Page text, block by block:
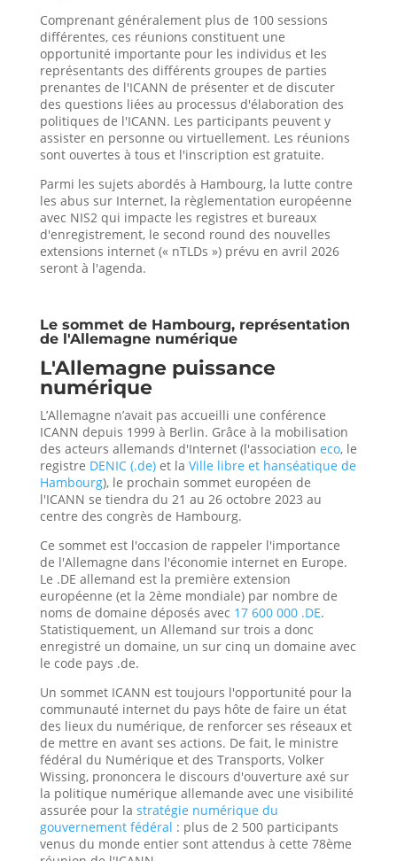
Comprenant généralement plus de 100 sessions
différentes, ces réunions constituent une
opportunité importante pour les individus et les
représentants des différents groupes de parties
prenantes de l'ICANN de présenter et de discuter
des questions liées au processus d'élaboration des
politiques de l'ICANN. Les participants peuvent y
assister en personne ou virtuellement. Les réunions
sont ouvertes à tous et l'inscription est gratuite.
Parmi les sujets abordés à Hambourg, la lutte contre
les abus sur Internet, la règlementation européenne
avec NIS2 qui impacte les registres et bureaux
d'enregistrement, le second round des nouvelles
extensions internet (« nTLDs ») prévu en avril 2026
seront à l'agenda.
Le sommet de Hambourg, représentation
de l'Allemagne numérique
L'Allemagne puissance
numérique
L’Allemagne n’avait pas accueilli une conférence
ICANN depuis 1999 à Berlin. Grâce à la mobilisation
des acteurs allemands d'Internet (l'association eco, le
registre DENIC (.de)et la Ville libre et hanséatique de
Hambourg), le prochain sommet européen de
l'ICANN se tiendra du 21 au 26 octobre 2023 au
centre des congrès de Hambourg.
Ce sommet est l'occasion de rappeler l'importance
de l'Allemagne dans l'économie internet en Europe.
Le .DE allemand est la première extension
européenne (et la 2ème mondiale) par nombre de
noms de domaine déposés avec 17 600 000 .DE.
Statistiquement, un Allemand sur trois a donc
enregistré un domaine, un sur cinq un domaine avec
le code pays .de.
Un sommet ICANN est toujours l'opportunité pour la
communauté internet du pays hôte de faire un état
des lieux du numérique, de renforcer ses réseaux et
de mettre en avant ses actions. De fait, le ministre
fédéral du Numérique et des Transports, Volker
Wissing, prononcera le discours d'ouverture axé sur
la politique numérique allemande avec une visibilité
assurée pour la stratégie numérique du
gouvernement fédéral : plus de 2 500 participants
venus du monde entier sont attendus à cette 78ème